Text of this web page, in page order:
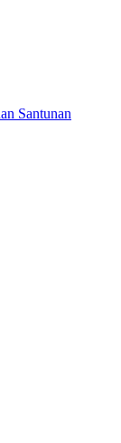
Santunan